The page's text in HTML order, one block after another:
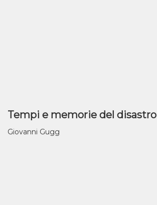
Tempi e memorie del disastro
Giovanni Gugg